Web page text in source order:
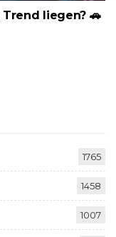
liegen? 🚗
1765
1458
1007